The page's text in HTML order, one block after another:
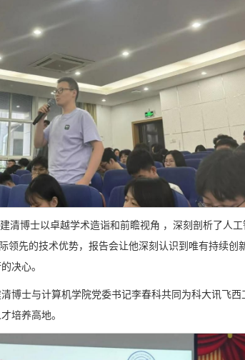
清博士以卓越学术造诣和前瞻视角 ，深刻剖析了人
领先的技术优势，报告会让他深刻认识到唯有持续创
决心。
博士与计算机学院党委书记李春科共同为科大讯飞
培养高地。